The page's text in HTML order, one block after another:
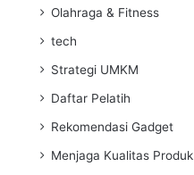
Olahraga & Fitness
tech
Strategi UMKM
Daftar Pelatih
Rekomendasi Gadget
Menjaga Kualitas Produk